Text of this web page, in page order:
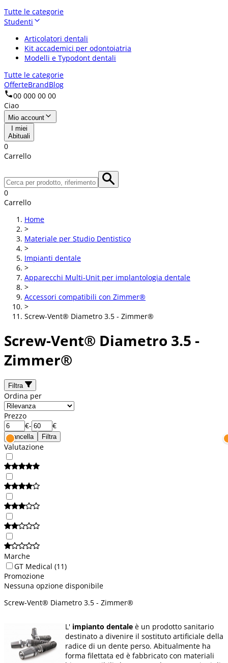
Tutte le categorie
Studenti
Articolatori dentali
Kit accademici per odontoiatria
Modelli e Typodont dentali
Tutte le categorie
OfferteBrandBlog
00 000 00 00
Ciao
Mio account
I miei
Abituali
0
Carrello
0
Carrello
Home
>
Materiale per Studio Dentistico
>
Impianti dentale
>
Apparecchi Multi-Unit per implantologia dentale
>
Accessori compatibili con Zimmer®
>
Screw-Vent® Diametro 3.5 - Zimmer®
Screw-Vent® Diametro 3.5 -
Zimmer®
Filtra
Ordina per
Prezzo
€- €
Cancella Filtra
Valutazione
Marche
GT Medical (11)
Promozione
Nessuna opzione disponibile
Screw-Vent® Diametro 3.5 - Zimmer®
L' impianto dentale è un prodotto sanitario
destinato a divenire il sostituto artificiale della
radice di un dente perso. Abitualmente ha
forma filettata ed è fabbricato con materiali